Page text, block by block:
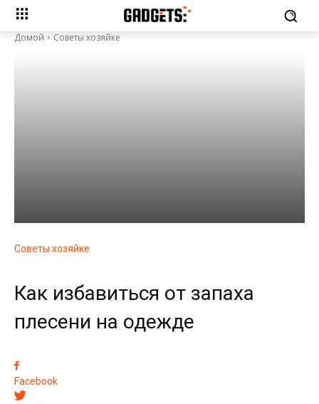
Домой Советы хозяйке
Советы хозяйке
Как избавиться от запаха
плесени на одежде
Facebook